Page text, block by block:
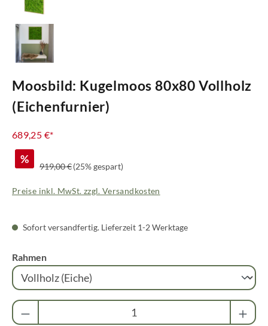
Moosbild: Kugelmoos 80x80 Vollholz
(Eichenfurnier)
689,25 €*
%
Regulärer Preis:
919,00 €(25% gespart)
Preise inkl. MwSt. zzgl. Versandkosten
Sofort versandfertig. Lieferzeit 1-2 Werktage
Rahmenauswählen
Produkt Anzahl: Gib den gewünschten Wert